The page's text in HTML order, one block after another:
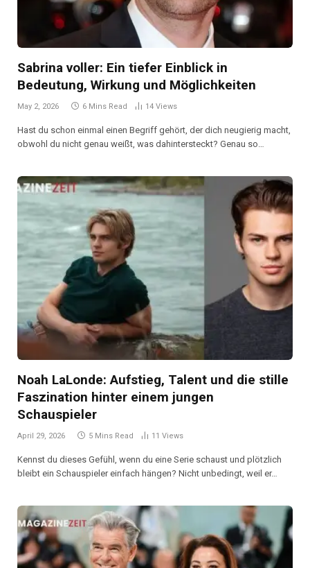
Sabrina voller: Ein tiefer Einblick in
Bedeutung, Wirkung und Möglichkeiten
May 2, 2026 6 Mins Read 14 Views
Hast du schon einmal einen Begriff gehört, der dich neugierig macht,
obwohl du nicht genau weißt, was dahintersteckt? Genau so…
Noah LaLonde: Aufstieg, Talent und die stille
Faszination hinter einem jungen
Schauspieler
April 29, 2026 5 Mins Read 11 Views
Kennst du dieses Gefühl, wenn du eine Serie schaust und plötzlich
bleibt ein Schauspieler einfach hängen? Nicht unbedingt, weil er…